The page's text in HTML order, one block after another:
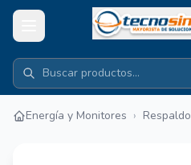
Energía y Monitores › Respaldo